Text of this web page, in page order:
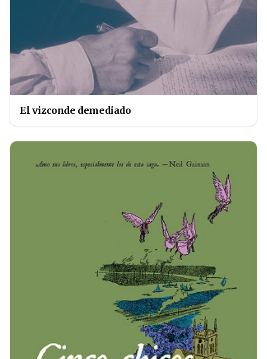
El vizconde demediado